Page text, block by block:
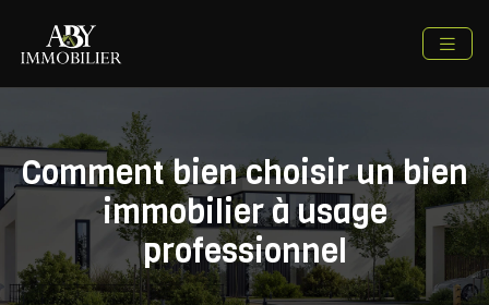
Comment bien choisir un bien
immobilier à usage
professionnel